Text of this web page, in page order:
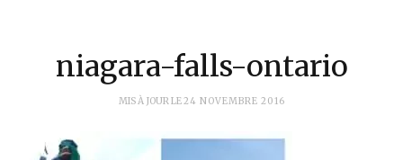
niagara-falls-ontario
MIS À JOUR LE24 NOVEMBRE 2016